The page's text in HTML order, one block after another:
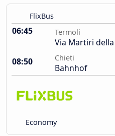
FlixBus
06:45 Termoli
Via Martiri
08:50
Chieti
Bahnhof
Economy